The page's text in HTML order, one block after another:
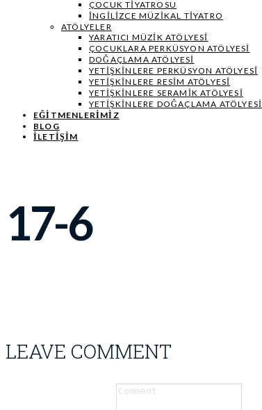
ÇOCUK TIYATROSU
İNGILIZCE MÜZIKAL TIYATRO
ATÖLYELER
YARATICI MÜZIK ATÖLYESI
ÇOCUKLARA PERKÜSYON ATÖLYESI
DOĞAÇLAMA ATÖLYESI
YETIŞKINLERE PERKÜSYON ATÖLYESI
YETIŞKINLERE RESIM ATÖLYESI
YETIŞKINLERE SERAMIK ATÖLYESI
YETIŞKINLERE DOĞAÇLAMA ATÖLYESI
EĞITMENLERIMIZ
BLOG
İLETİŞİM
17-6
LEAVE COMMENT